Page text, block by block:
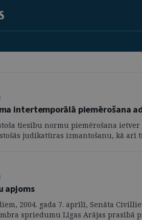
intertemporālā piemērošana
tiesību normu piemērošana
judikatūras izmantošanu, kā arī
apjoms
2004. gada 7. aprīlī, Senāta
spriedumu Līgas Arājas prasībā